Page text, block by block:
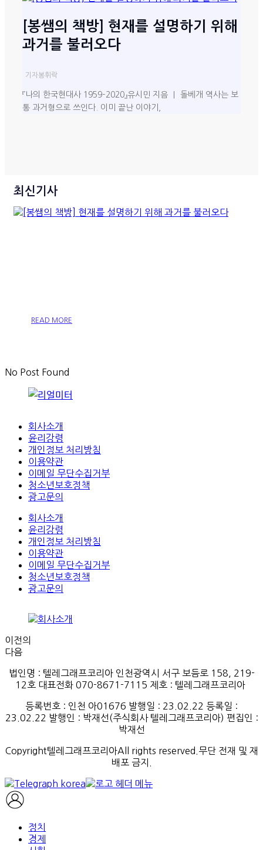
[봉쌤의 책방] 현재를 설명하기 위해
과거를 불러오다
기자봉휘락
『나의 한국현대사 1959–2020』유시민 지음 ｜ 돌베개 역사는 보
통 과거형으로 쓰인다. 이미 끝난 이야기,
최신기사
READ MORE
No Post Found
회사소개
윤리강령
개인정보 처리방침
이용약관
이메일 무단수집거부
청소년보호정책
광고문의
회사소개
윤리강령
개인정보 처리방침
이용약관
이메일 무단수집거부
청소년보호정책
광고문의
이전의
다음
법인명 : 텔레그래프코리아 인천광역시 서구 보듬로 158, 219-
12호 대표전화 070-8671-7115 제호 : 텔레그래프코리아
등록번호 : 인천 아01676 발행일 : 23.02.22 등록일 :
23.02.22 발행인 : 박재선(주식회사텔레그래프코리아) 편집인 :
박재선
Copyright텔레그래프코리아All rights reserved.무단 전재 및 재
배포 금지.
정치
경제